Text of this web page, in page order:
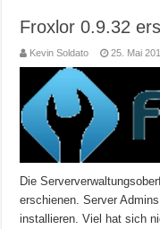
Froxlor 0.9.32
Kevin Soldato 25. Mai
Die
erschienen. Server
installieren. Viel hat sich